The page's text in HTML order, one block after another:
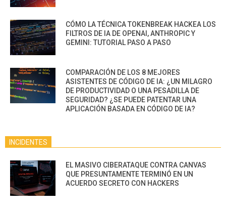
CÓMO LA TÉCNICA TOKENBREAK HACKEA LOS
FILTROS DE IA DE OPENAI, ANTHROPIC Y
GEMINI: TUTORIAL PASO A PASO
COMPARACIÓN DE LOS 8 MEJORES
ASISTENTES DE CÓDIGO DE IA: ¿UN MILAGRO
DE PRODUCTIVIDAD O UNA PESADILLA DE
SEGURIDAD? ¿SE PUEDE PATENTAR UNA
APLICACIÓN BASADA EN CÓDIGO DE IA?
INCIDENTES
EL MASIVO CIBERATAQUE CONTRA CANVAS
QUE PRESUNTAMENTE TERMINÓ EN UN
ACUERDO SECRETO CON HACKERS